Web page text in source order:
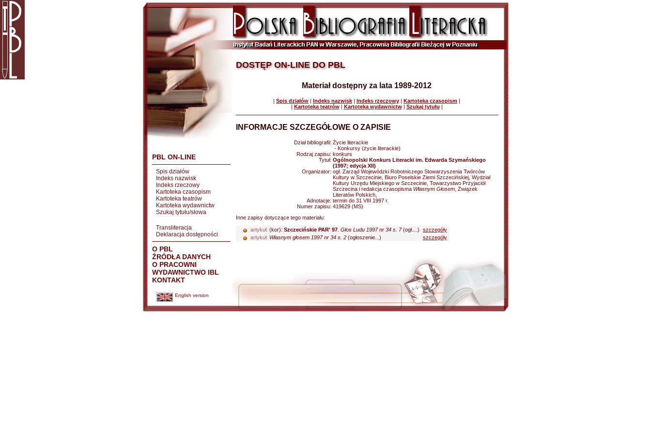
PBL ON-LINE
Spis działów
Indeks nazwisk
Indeks rzeczowy
Kartoteka czasopism
Kartoteka teatrów
Kartoteka wydawnictw
Szukaj tytułu/słowa
Transliteracja
Deklaracja dostępności
O PBL
ŹRÓDŁA DANYCH
O PRACOWNI
WYDAWNICTWO IBL
KONTAKT
English version
DOSTĘP ON-LINE DO PBL
Materiał dostępny za lata 1989-2012
| Spis działów | Indeks nazwisk | Indeks rzeczowy | Kartoteka czasopism |
| Kartoteka teatrów| Kartoteka wydawnictw| Szukaj tytułu |
INFORMACJE SZCZEGÓŁOWE O ZAPISIE
Dział bibliografii: Życie literackie
- Konkursy (życie literackie)
Rodzaj zapisu: konkurs
Tytuł: Ogólnopolski Konkurs Literacki im. Edwarda Szymańskiego
(1997; edycja XII)
Organizator: ogł. Zarząd Wojewódzki Robotniczego Stowarzyszenia Twórców
Kultury w Szczecinie, Biuro Poselskie Ziemi Szczecińskiej, Wydział
Kultury Urzędu Miejskiego w Szczecinie, Towarzystwo Przyjaciół
Szczecina i redakcja czasopisma Własnym Głosem , Związek
Literatów Polskich,
Adnotacje: termin do 31 VIII 1997 r.
Numer zapisu: 419629 (MS)
Inne zapisy dotyczące tego materiału:
artykuł: (kor): Szczecińskie PAR' 97 Głos Ludu 1997 nr 34 s. 7(ogł....)
szczegóły
artykuł: Własnym głosem 1997 nr 34 s. 2 (ogłoszenie...) szczegóły